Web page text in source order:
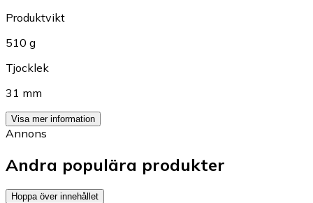
Produktvikt
510 g
Tjocklek
31 mm
Visa mer information
Annons
Andra populära produkter
Hoppa över innehållet